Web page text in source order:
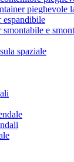
pieghevole
espandibile
smontabile e
spaziale